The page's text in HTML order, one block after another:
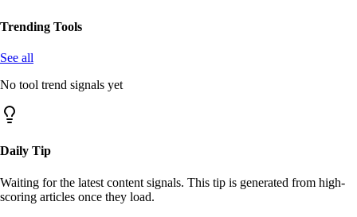
Trending Tools
See all
No tool trend signals yet
Daily Tip
Waiting for the latest content signals. This tip is generated from high-
scoring articles once they load.